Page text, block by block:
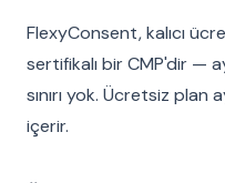
FlexyConsent, kalıcı
sertifikalı bir CMP'dir —
sınırı yok. Ücretsiz
içerir.